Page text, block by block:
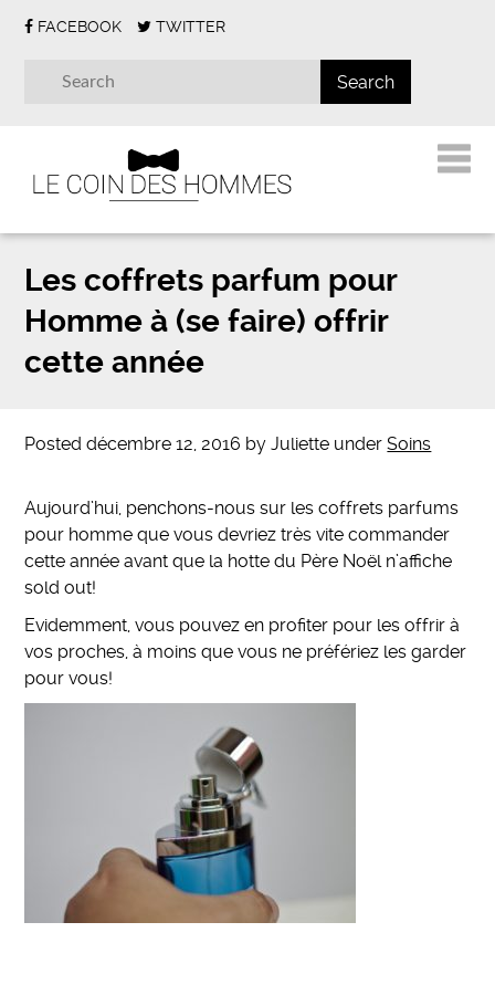
FACEBOOK TWITTER
Les coffrets parfum pour
Homme à (se faire) offrir
cette année
Posteddécembre 12, 2016 byJuliette underSoins
Aujourd’hui, penchons-nous sur les coffrets parfums
pour homme que vous devriez très vite commander
cette année avant que la hotte du Père Noël n’affiche
sold out!
Evidemment, vous pouvez en profiter pour les offrir à
vos proches, à moins que vous ne préfériez les garder
pour vous!